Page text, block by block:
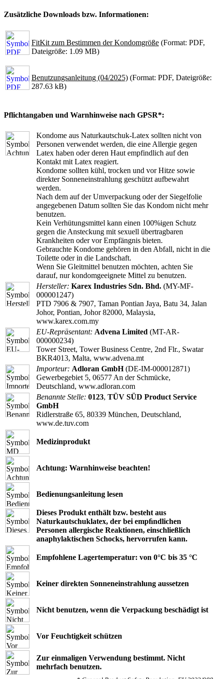
Zusätzliche Downloads bzw. Informationen:
FitKit zum Bestimmen der Kondomgröße (Format: PDF,
Dateigröße: 1.09 MB)
Benutzungsanleitung (04/2025) (Format: PDF, Dateigröße:
287.63 kB)
Pflichtangaben und Warnhinweise nach GPSR*:
Kondome aus Naturkautschuk-Latex sollten nicht von
Personen verwendet werden, die eine Allergie gegen
Latex haben oder deren Haut empfindlich auf den
Kontakt mit Latex reagiert.
Kondome sollten kühl, trocken und vor Hitze sowie
direkter Sonneneinstrahlung geschützt aufbewahrt
werden.
Nach dem auf der Umverpackung oder der Siegelfolie
angegebenen Datum sollten Sie das Kondom nicht mehr
benutzen.
Kein Verhütungsmittel kann einen 100%igen Schutz
gegen die Ansteckung mit sexuell übertragbaren
Krankheiten oder vor Empfängnis bieten.
Gebrauchte Kondome gehören in den Abfall, nicht in die
Toilette oder in die Landschaft.
Wenn Sie Gleitmittel benutzen möchten, achten Sie
darauf, nur kondomgeeignete Mittel zu benutzen.
Hersteller: Karex Industries Sdn. Bhd. (MY-MF-
000001247)
PTD 7906 & 7907, Taman Pontian Jaya, Batu 34, Jalan
Johor, Pontian, Johor 82000, Malaysia,
www.karex.com.my
EU-Repräsentant: Advena Limited (MT-AR-
000000234)
Tower Street, Tower Business Centre, 2nd Flr., Swatar
BKR4013, Malta, www.advena.mt
Importeur: Adloran GmbH(DE-IM-000012871)
Gewerbegebiet 5, 06577 An der Schmücke,
Deutschland, www.adloran.com
Benannte Stelle: 0123, TÜV SÜD Product Service
GmbH
Ridlerstraße 65, 80339 München, Deutschland,
www.de.tuv.com
Medizinprodukt
Achtung: Warnhinweise beachten!
Bedienungsanleitung lesen
Dieses Produkt enthält bzw. besteht aus
Naturkautschuklatex, der bei empﬁndlichen
Personen allergische Reaktionen, einschließlich
anaphylaktischen Schocks, hervorrufen kann.
Empfohlene Lagertemperatur: von 0°C bis 35 °C
Keiner direkten Sonneneinstrahlung aussetzen
Nicht benutzen, wenn die Verpackung beschädigt ist
Vor Feuchtigkeit schützen
Zur einmaligen Verwendung bestimmt. Nicht
mehrfach benutzen.